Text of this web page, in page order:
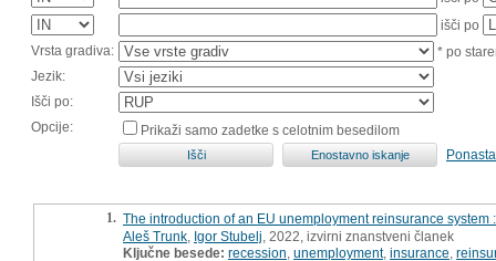
išči po
Vrsta gradiva:
* po
Jezik:
Išči po:
Opcije:
Prikaži samo zadetke s celotnim besedilom
1. The introduction of an EU unemployment reinsurance
Aleš Trunk Igor Stubelj , 2022, izvirni znanstveni članek
Ključne besede: recession unemployment, insurance